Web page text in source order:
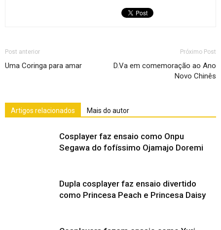
Post anterior
Uma Coringa para amar
Próximo Post
D.Va em comemoração ao Ano
Novo Chinês
Artigos relacionados Mais do autor
Cosplayer faz ensaio como Onpu
Segawa do fofíssimo Ojamajo Doremi
Dupla cosplayer faz ensaio divertido
como Princesa Peach e Princesa Daisy